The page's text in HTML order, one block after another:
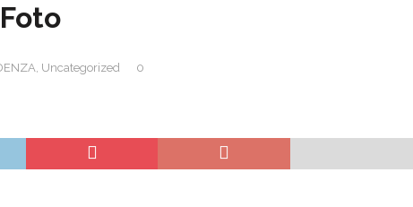
, Uncategorized 0